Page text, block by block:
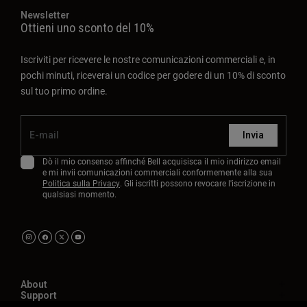
Newsletter
Ottieni uno sconto del 10%
Iscriviti per ricevere le nostre comunicazioni commerciali e, in
pochi minuti, riceverai un codice per godere di un 10% di sconto
sul tuo primo ordine.
Invia
Dò il mio consenso affinché Bell acquisisca il mio indirizzo email
e mi invii comunicazioni commerciali conformemente alla sua
Politica sulla Privacy. Gli iscritti possono revocare l'iscrizione in
qualsiasi momento.
About
Support